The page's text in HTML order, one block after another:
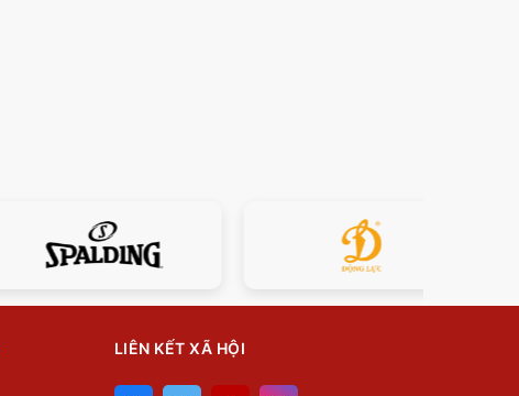
LIÊN KẾT XÃ HỘI